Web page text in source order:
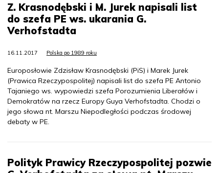
Z. Krasnodębski i M. Jurek napisali list
do szefa PE ws. ukarania G.
Verhofstadta
16.11.2017 Polska po 1989 roku
Europosłowie Zdzisław Krasnodębski (PiS) i Marek Jurek
(Prawica Rzeczypospolitej) napisali list do szefa PE Antonio
Tajaniego ws. wypowiedzi szefa Porozumienia Liberałów i
Demokratów na rzecz Europy Guya Verhofstadta. Chodzi o
jego słowa nt. Marszu Niepodległości podczas środowej
debaty w PE.
Polityk Prawicy Rzeczypospolitej pozwie